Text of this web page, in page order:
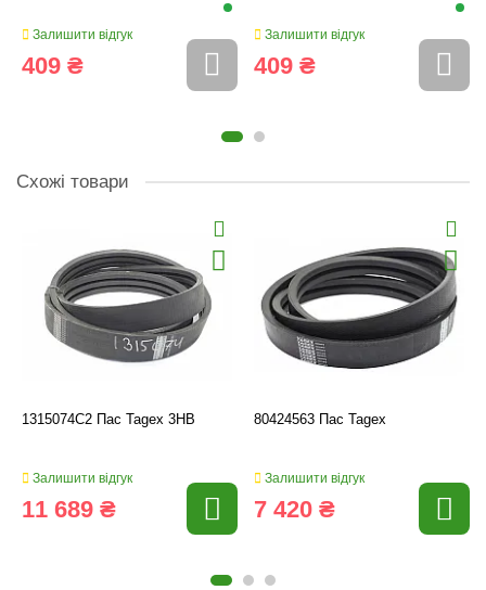
Залишити відгук
409 ₴
Залишити відгук
409 ₴
Схожі товари
1315074C2 Пас Tagex 3HB
Залишити відгук
11 689 ₴
80424563 Пас Tagex
Залишити відгук
7 420 ₴